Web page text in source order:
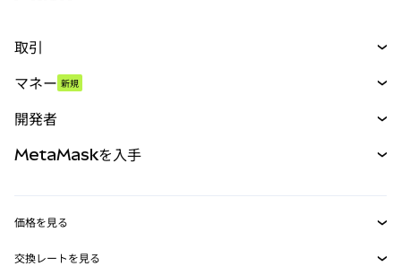
取引
パーペチュアル
RWA
マネー 新規
開発者
MetaMask Connect
MetaMaskを入手
価格を見る
イーサリアムの価格
交換レートを見る